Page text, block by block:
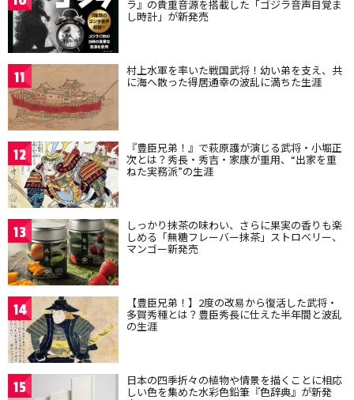
ラ』の貴重音源を搭載した「ゴジラ音声目覚ま
し時計」が新発売
11 村上水軍を率いた戦国武将！幼い弟を支え、共
に海へ散った得居通幸の波乱に満ちた生涯
12 『豊臣兄弟！』で萩原護が演じる武将・小堀正
次とは？秀長・秀吉・家康が重用、“出家を重
ねた実務派”の生涯
13 しっかり抹茶の味わい、さらに果実の香りも楽
しめる「無糖フレーバー抹茶」ストロベリー、
マンゴー新発売
14 【豊臣兄弟！】2度の改易から復活した武将・
多賀秀種とは？豊臣秀長に仕えた半年間と波乱
の生涯
15 日本の四季折々の植物や情景を描くことに相応
しい色を集めた水彩色鉛筆『色辞典』が新発